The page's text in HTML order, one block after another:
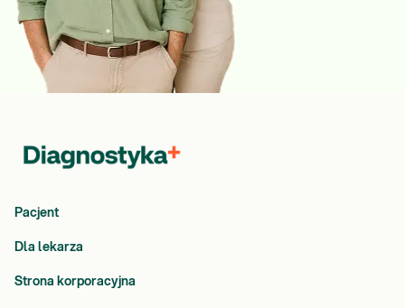
Pacjent
Dla lekarza
Strona korporacyjna